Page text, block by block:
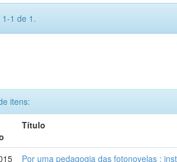
1 de 1.
itens:
Título
Por uma pedagogia das fotonovelas :